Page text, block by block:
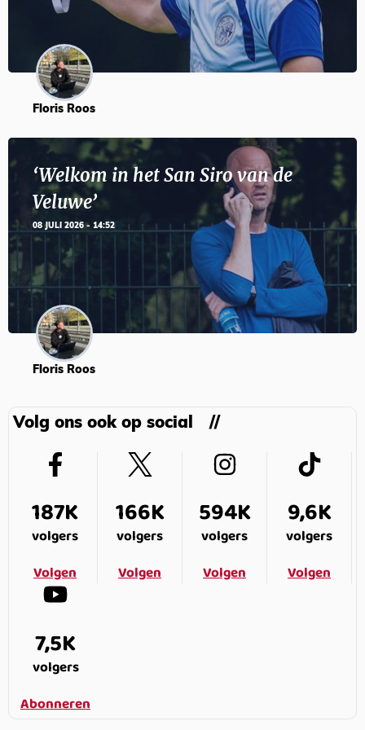
Floris Roos
‘Welkom in het San Siro van de
Veluwe’
08 JULI 2026 - 14:52
Floris Roos
Volg ons ook op social
187K
volgers
Volgen
166K
volgers
Volgen
594K
volgers
Volgen
9,6K
volgers
Volgen
7,5K
volgers
Abonneren